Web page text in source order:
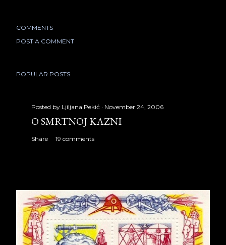
COMMENTS
POST A COMMENT
POPULAR POSTS
Posted by Ljiljana Pekić November 24, 2006
O SMRTNOJ KAZNI
Share 19 comments